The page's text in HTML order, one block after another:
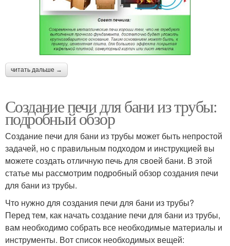
читать дальше →
Создание печи для бани из трубы:
подробный обзор
Создание печи для бани из трубы может быть непростой
задачей, но с правильным подходом и инструкцией вы
можете создать отличную печь для своей бани. В этой
статье мы рассмотрим подробный обзор создания печи
для бани из трубы.
Что нужно для создания печи для бани из трубы?
Перед тем, как начать создание печи для бани из трубы,
вам необходимо собрать все необходимые материалы и
инструменты. Вот список необходимых вещей: